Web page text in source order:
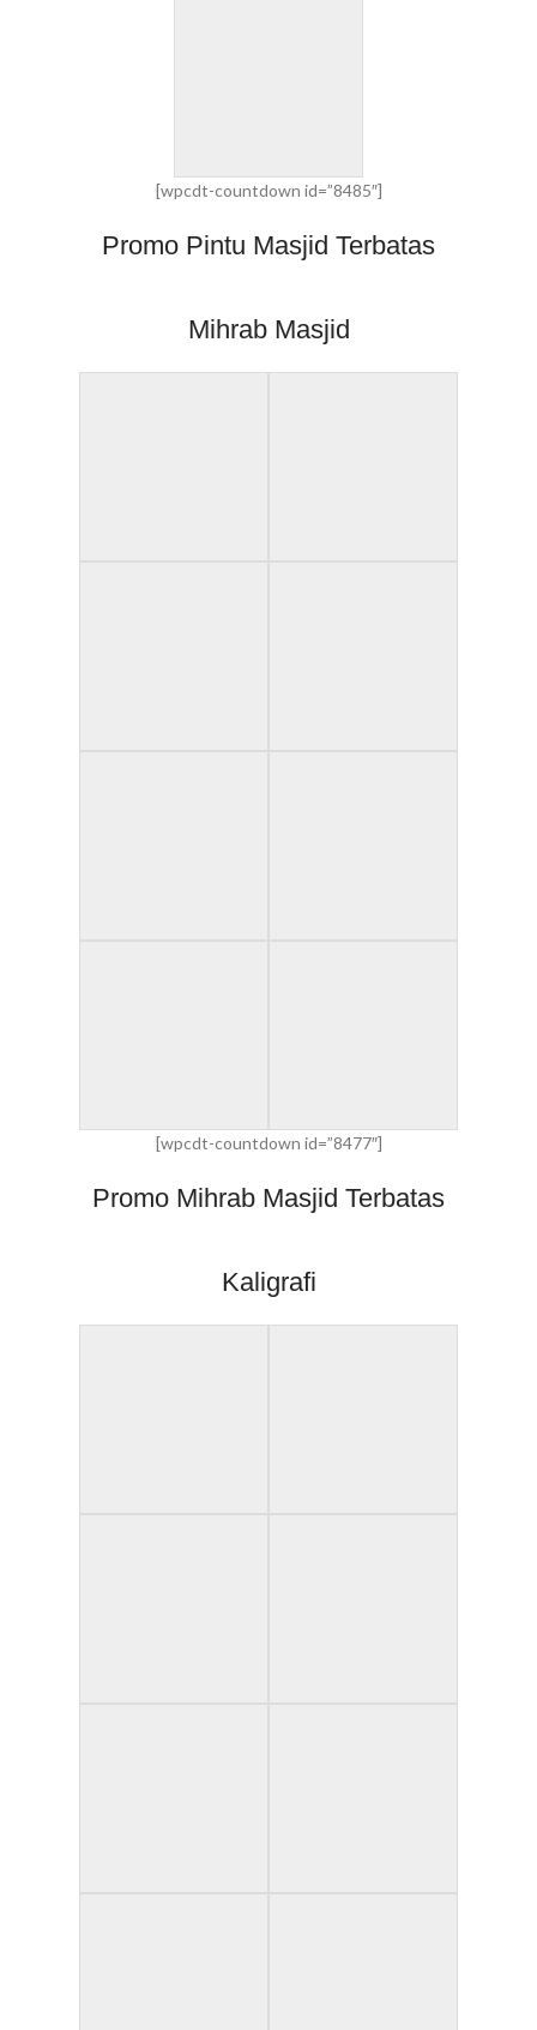
[wpcdt-countdown id=”8485″]
Promo Pintu Masjid Terbatas
Mihrab Masjid
[wpcdt-countdown id=”8477″]
Promo Mihrab Masjid Terbatas
Kaligrafi